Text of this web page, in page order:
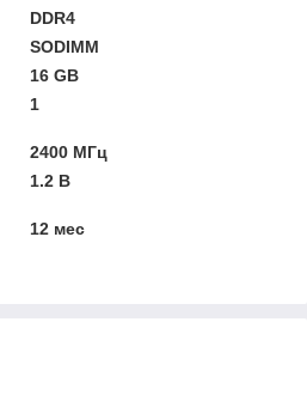
DDR4
SODIMM
16 GB
1
2400 МГц
1.2 В
12 мес